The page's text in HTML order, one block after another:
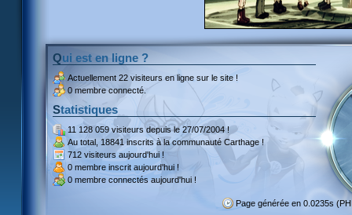
Qui est en ligne ?
Actuellement 22 visiteurs en ligne sur le site !
0 membre connecté.
Statistiques
11 128 059 visiteursdepuis le 27/07/2004 !
Au total, 18841 inscritsà la communauté Carthage !
712 visiteurs aujourd'hui !
0 membre inscrit aujourd'hui !
0 membre connectés aujourd'hui !
Page générée en 0.0235s